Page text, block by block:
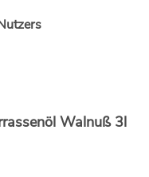
Walnuß 3l